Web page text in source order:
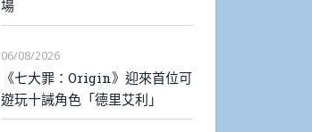
場
06/08/2026
《七大罪：Origin》迎來首位可
遊玩十誡角色「德里艾利」